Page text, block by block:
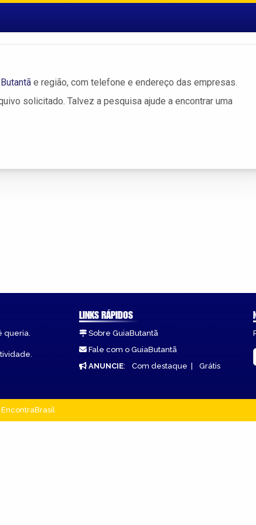
e região, com telefone e endereço das empresas.
solicitado. Talvez a pesquisa ajude a encontrar uma
queria.
LINKS RÁPIDOS
Sobre GuiaButantã
Fale com o GuiaButantã
ANUNCIE: Com destaque| Grátis